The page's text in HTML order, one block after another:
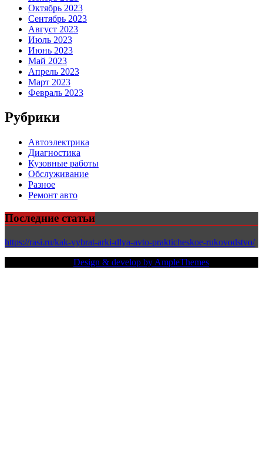
Октябрь 2023
Сентябрь 2023
Август 2023
Июль 2023
Июнь 2023
Май 2023
Апрель 2023
Март 2023
Февраль 2023
Рубрики
Автоэлектрика
Диагностика
Кузовные работы
Обслуживание
Разное
Ремонт авто
Последние статьи
https://rasi.ru/kak-vybrat-arki-dlya-avto-prakticheskoe-rukovodstvo/
Design & develop by AmpleThemes